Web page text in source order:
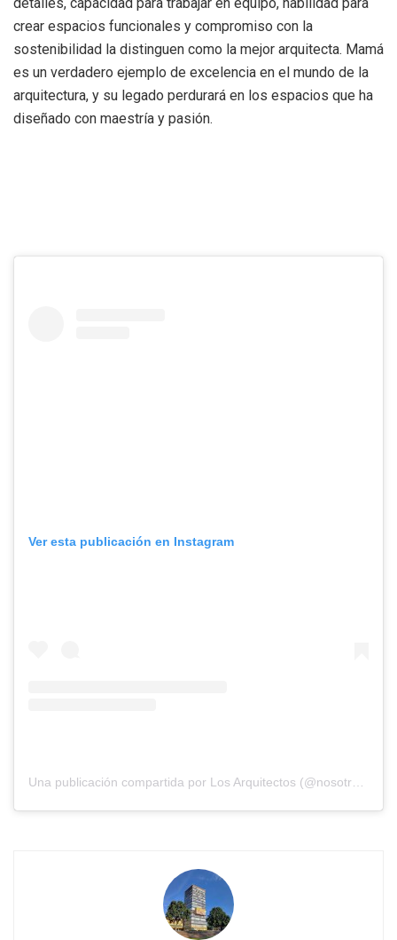
detalles, capacidad para trabajar en equipo, habilidad para
crear espacios funcionales y compromiso con la
sostenibilidad la distinguen como la mejor arquitecta. Mamá
es un verdadero ejemplo de excelencia en el mundo de la
arquitectura, y su legado perdurará en los espacios que ha
diseñado con maestría y pasión.
Ver esta publicación en Instagram